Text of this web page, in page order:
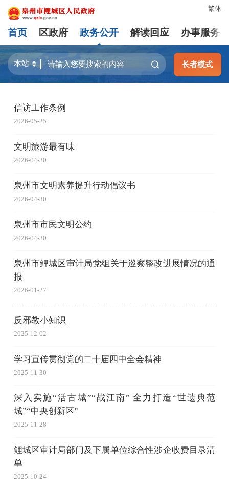
繁体
首页 区政府 政务公开 解读回应 办事服务
长者模式
信访工作条例
2026-05-25
文明旅游最有味
2026-04-30
泉州市文明素养提升行动倡议书
2026-04-30
泉州市市民文明公约
2026-04-30
泉州市鲤城区审计局党组关于巡察整改进展情况的通
报
2026-01-27
反邪教小知识
2025-12-02
学习宣传贯彻党的二十届四中全会精神
2025-11-30
深入实施“活古城”“战江南” 全力打造“世遗典范
城”“中央创新区”
2025-11-28
鲤城区审计局部门及下属单位综合性涉企收费目录清
单
2025-10-24